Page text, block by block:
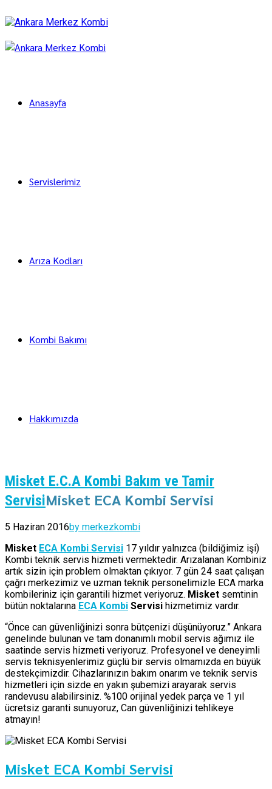
Anasayfa
Servislerimiz
Arıza Kodları
Kombi Bakımı
Hakkımızda
Misket E.C.A Kombi Bakım ve Tamir
ServisiMisket ECA Kombi Servisi
5 Haziran 2016by merkezkombi
Misket ECA Kombi Servisi 17 yıldır yalnızca (bildiğimiz işi)
Kombi teknik servis hizmeti vermektedir. Arızalanan Kombiniz
artık sizin için problem olmaktan çıkıyor. 7 gün 24 saat çalışan
çağrı merkezimiz ve uzman teknik personelimizle ECA marka
kombileriniz için garantili hizmet veriyoruz. Misket semtinin
bütün noktalarına ECA Kombi Servisi hizmetimiz vardır.
“Önce can güvenliğinizi sonra bütçenizi düşünüyoruz.” Ankara
genelinde bulunan ve tam donanımlı mobil servis ağımız ile
saatinde servis hizmeti veriyoruz. Profesyonel ve deneyimli
servis teknisyenlerimiz güçlü bir servis olmamızda en büyük
destekçimizdir. Cihazlarınızın bakım onarım ve teknik servis
hizmetleri için sizde en yakın şubemizi arayarak servis
randevusu alabilirsiniz. %100 orijinal yedek parça ve 1 yıl
ücretsiz garanti sunuyoruz, Can güvenliğinizi tehlikeye
atmayın!
Misket ECA Kombi Servisi